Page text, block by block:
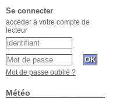
Se connecter
accéder à votre compte de
lecteur
Mot de passe oublié ?
Météo